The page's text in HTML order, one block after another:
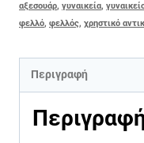
αξεσουάρ, γυναικεία,
φελλό, φελλός, χρηστικό
Περιγραφή